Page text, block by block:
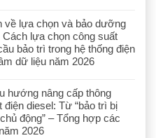
về lựa chọn và bảo dưỡng
Cách lựa chọn công suất
bảo trì trong hệ thống điện
dữ liệu năm 2026
hướng nâng cấp thông
diesel: Từ “bảo trì bị
động” – Tổng hợp các
2026